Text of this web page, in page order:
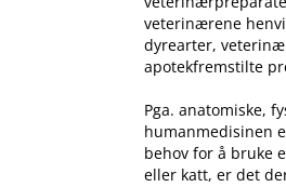
veterinærene
dyrearter,
apotekfremstilte
Pga. anatomiske,
humanmedisinen
behov for å bruke
eller katt, er det